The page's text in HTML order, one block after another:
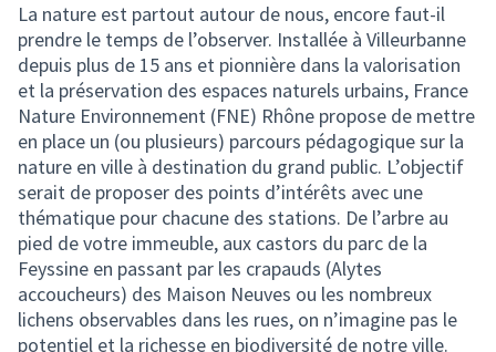
La nature est partout autour de nous, encore faut-il
prendre le temps de l’observer. Installée à Villeurbanne
depuis plus de 15 ans et pionnière dans la valorisation
et la préservation des espaces naturels urbains, France
Nature Environnement (FNE) Rhône propose de mettre
en place un (ou plusieurs) parcours pédagogique sur la
nature en ville à destination du grand public. L’objectif
serait de proposer des points d’intérêts avec une
thématique pour chacune des stations. De l’arbre au
pied de votre immeuble, aux castors du parc de la
Feyssine en passant par les crapauds (Alytes
accoucheurs) des Maison Neuves ou les nombreux
lichens observables dans les rues, on n’imagine pas le
potentiel et la richesse en biodiversité de notre ville.